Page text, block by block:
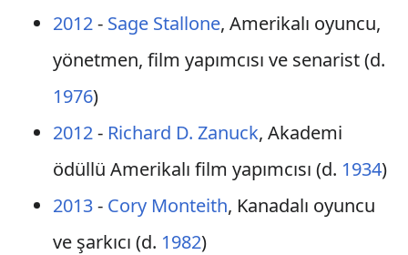
2012- Sage Stallone, Amerikalı oyuncu,
yönetmen, film yapımcısı ve senarist (d.
1976)
2012- Richard D. Zanuck, Akademi
ödüllü Amerikalı film yapımcısı (d. 1934)
2013- Cory Monteith, Kanadalı oyuncu
ve şarkıcı (d. 1982)